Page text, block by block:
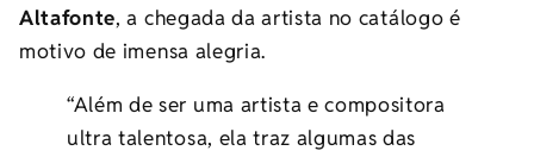
Altafonte, a chegada da artista no catálogo é
motivo de imensa alegria.
“Além de ser uma artista e compositora
ultra talentosa, ela traz algumas das